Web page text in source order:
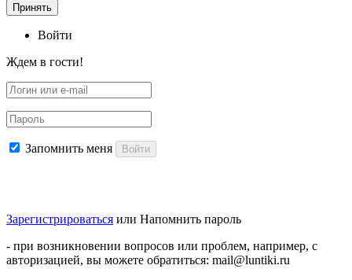
Принять
Войти
Ждем в гости!
Запомнить меня Войти
Зарегистрироваться или Напомнить пароль
- при возникновении вопросов или проблем, например, с
авторизацией, вы можете обратиться: mail@luntiki.ru